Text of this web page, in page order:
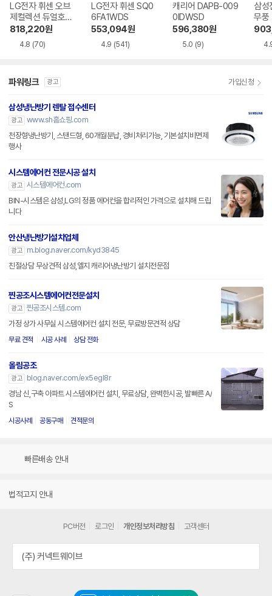
LG전자 휘센 오브
제컬렉션 듀얼호스
PQ08FDWBS
818,220원
4.8 (70)
LG전자 휘센 SQ0
6FA1WDS
553,094원
4.9 (541)
캐리어 DAPB-009
0IDWSD
596,380원
5.0 (9)
삼성
무풍
파워링크 광고 가입신청
삼성냉난방기 렌탈 접수센터
광고 www.sh홈쇼핑.com
천장형냉난방기, 스탠드형, 60개월분납, 경비처리가능, 기본설치비면제
행사
시스템에어컨 전문시공 설치
광고 시스템에어컨.com
BIN-시스템은 삼성,LG의 정품 에어컨을 합리적인 가격으로 설치해 드립
니다
안산냉난방기설치업체
광고
m.blog.naver.com/kyd3845
친절상담 무상견적 삼성,엘지 캐리어냉난방기 설치전문점
찐공조시스템에어컨전문설치
광고 찐공조시스템.com
가정 상가 사무실 시스템에어컨 설치 전문, 무료방문견적 상담
무료 견적 시공 사례 상담 전화
올림공조
광고
blog.naver.com/ex5egl8r
경남 신,구축 아파트 시스템에어컨 설치, 무료상담, 완벽한시공, 발빠른 A/
S
시공사례 공동구매 견적문의
빠른배송 안내
법적고지 안내
PC버전 로그인 개인정보처리방침 고객센터
(주) 커넥트웨이브